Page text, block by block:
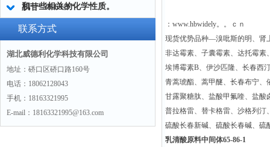
和一些相关的化学性质。
肌苷“58-63-9“
联系方式
湖北威德利化学科技有限公司
地址：硚口区硚口路160号
电话：18062128043
手机：18163321995
E-mail：18163321995@163.com
：www.hbwidely。。ｃｎ
现货优势品种—溴吡斯的明、肾
非达霉素、子囊霉素、达托霉素
埃博霉素B、伊沙匹隆、长春西
青蒿琥酯、蒿甲醚、长春布宁
甘露聚糖肽、盐酸甲氟喹、盐酸
普拉格雷、替卡格雷、沙格列汀
硫酸长春新碱、硫酸长春碱、硫
乳清酸原料中间体65-86-1